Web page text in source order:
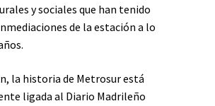
y sociales que han tenido
de la estación a lo
la historia de Metrosur está
ligada al Diario Madrileño